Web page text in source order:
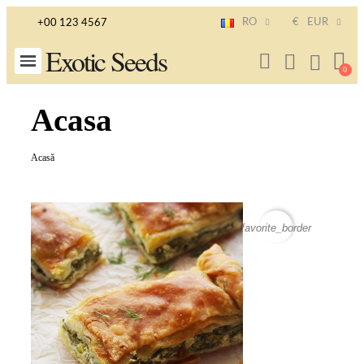
+00 123 4567 RO € EUR
Exotic Seeds
Acasa
Acasă
favorite_border